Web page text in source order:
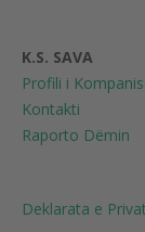
K.S. SAVA
Profili i
Kontakti
Raporto Dëmin
Deklarata e